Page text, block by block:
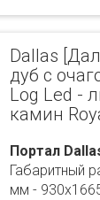
Dallas
дуб с
Log Led -
камин
Портал
Габаритный
мм -